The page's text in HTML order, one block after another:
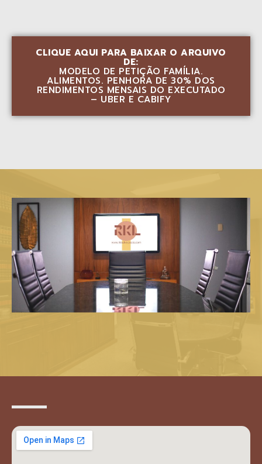
CLIQUE AQUI PARA BAIXAR O ARQUIVO
DE:
MODELO DE PETIÇÃO FAMÍLIA.
ALIMENTOS. PENHORA DE 30% DOS
RENDIMENTOS MENSAIS DO EXECUTADO
– UBER E CABIFY